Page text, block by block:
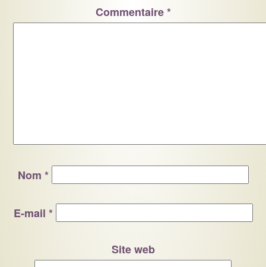
Commentaire*
Nom *
E-mail *
Site web